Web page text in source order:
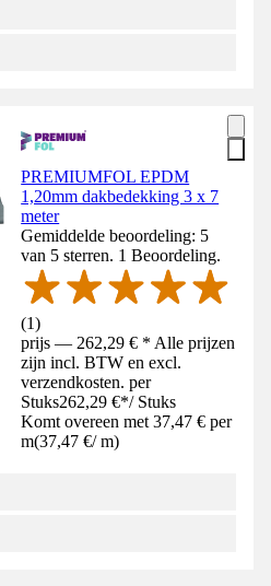
PREMIUMFOL EPDM
1,20mm dakbedekking 3 x 7
meter
Gemiddelde beoordeling: 5
van 5 sterren. 1 Beoordeling.
(1)
prijs — 262,29 € * Alle prijzen
zijn incl. BTW en excl.
verzendkosten. per
Stuks262,29 €*/ Stuks
Komt overeen met 37,47 € per
m(37,47 €/ m)